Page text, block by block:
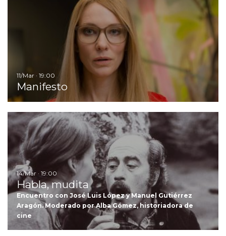
11/Mar · 19:00
Manifesto
14/Mar · 19:00
Habla, mudita
Encuentro con José Luis López y Manuel Gutiérrez
Aragón. Moderado por Alba Gómez, historiadora de
cine